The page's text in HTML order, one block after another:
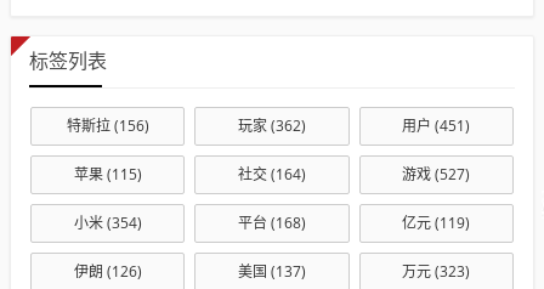
标签列表
特斯拉(156) 玩家(362) 用户 (451)
苹果(115) 社交(164) 游戏(527)
小米(354) 平台 (168) 亿元(119)
伊朗 (126) 美国 (137) 万元(323)